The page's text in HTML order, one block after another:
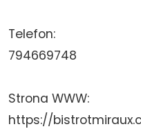
Telefon:
794669748
Strona WWW:
https://